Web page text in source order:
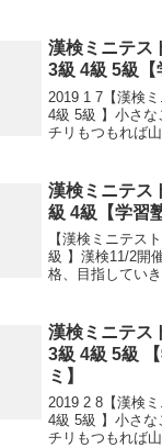
り！毎日少しず
漢検ミニテス
3級 4級 5級【
2019 1 7【漢検
4級 5級 】小さな
チリもつもれば
熟語問題などの
漢検ミニテス
級 4級【学習
【漢検ミニテス
級 】漢検11/2開
格、目指してい
漢検ミニテス
3級 4級 5級
ミ】
2019 2 8【漢検
4級 5級 】小さな
チリもつもれば